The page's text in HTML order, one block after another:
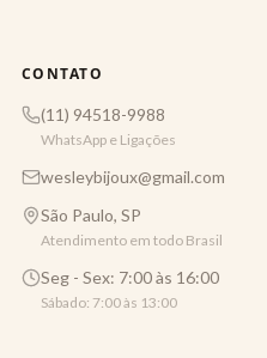
CONTATO
(11) 94518-9988
WhatsApp e Ligações
wesleybijoux@gmail.com
São Paulo, SP
Atendimento em todo Brasil
Seg - Sex: 7:00 às 16:00
Sábado: 7:00 às 13:00